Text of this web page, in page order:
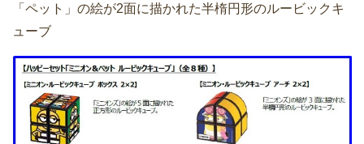
「ペット」の絵が2面に描かれた半楕円形のルービックキ
ューブ